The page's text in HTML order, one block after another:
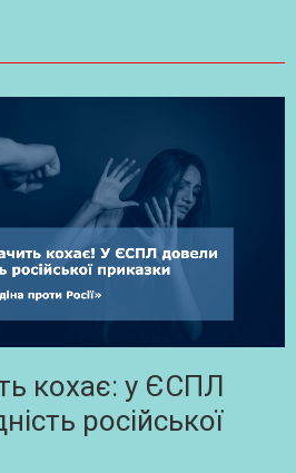
кохає: у ЄСПЛ
російської